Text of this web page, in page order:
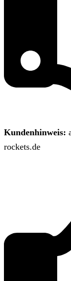
Kundenhinweis:
rockets.de